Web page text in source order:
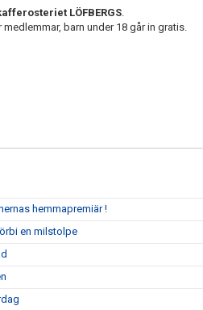
LÖFBERGS.
medlemmar, barn under 18 går in gratis.
hemmapremiär !
en milstolpe